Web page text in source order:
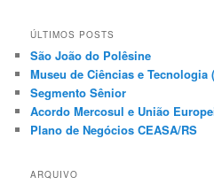
ÚLTIMOS POSTS
São João do Polêsine
Museu de Ciências e Tecnologia
Segmento Sênior
Acordo Mercosul e União
Plano de Negócios CEASA/RS
ARQUIVO